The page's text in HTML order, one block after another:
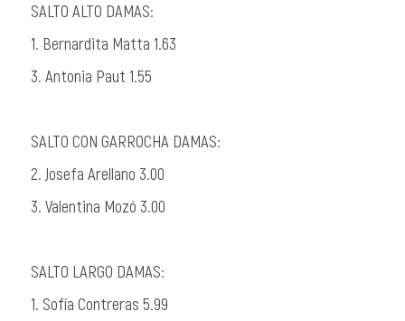
SALTO ALTO DAMAS:
1. Bernardita Matta 1.63
3. Antonia Paut 1.55
SALTO CON GARROCHA DAMAS:
2. Josefa Arellano 3.00
3. Valentina Mozó 3.00
SALTO LARGO DAMAS:
1. Sofía Contreras 5.99